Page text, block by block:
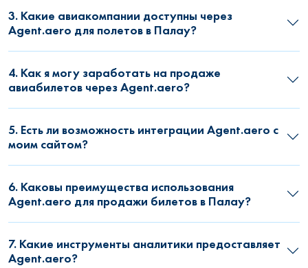
3. Какие авиакомпании доступны через
Agent.aero для полетов в Палау?
4. Как я могу заработать на продаже
авиабилетов через Agent.aero?
5. Есть ли возможность интеграции Agent.aero с
моим сайтом?
6. Каковы преимущества использования
Agent.aero для продажи билетов в Палау?
7. Какие инструменты аналитики предоставляет
Agent.aero?